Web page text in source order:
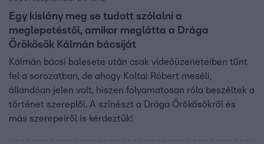
Egy kislány meg se tudott szólalni a
meglepetéstől, amikor meglátta a Drága
Örökösök Kálmán bácsiját
Kálmán bácsi balesete után csak videóüzeneteiben tűnt
fel a sorozatban, de ahogy Koltai Róbert meséli,
állandóan jelen volt, hiszen folyamatosan róla beszéltek a
történet szereplői. A színészt a Drága Örökösökről és
más szerepeiről is kérdeztük!